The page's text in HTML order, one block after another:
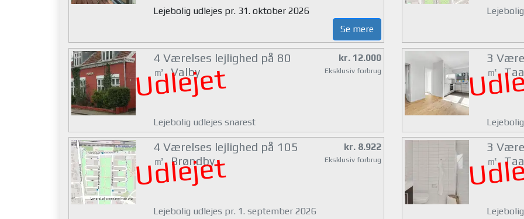
Lejebolig udlejes pr. 31. oktober 2026
Se mere
Udlejet
4 Værelses lejlighed på 80
㎡, Valby
kr. 12.000
Eksklusiv forbrug
Lejebolig udlejes snarest
3
㎡,
Udlejet
4 Værelses lejlighed på 105
㎡, Brøndby
kr. 8.922
Eksklusiv forbrug
Lejebolig udlejes pr. 1. september 2026
3
㎡,